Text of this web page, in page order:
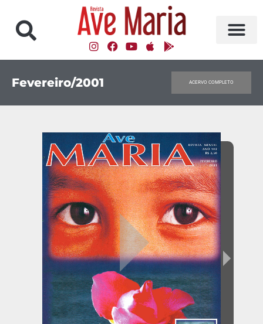
Fevereiro/2001 ACERVO COMPLETO